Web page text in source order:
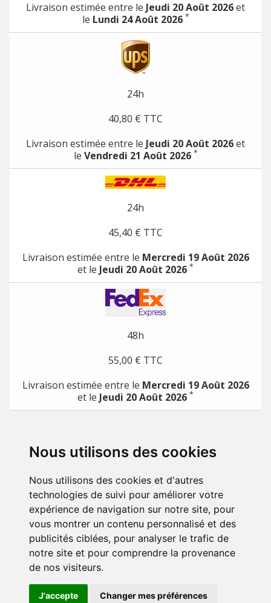
Nous utilisons des cookies
Nous utilisons des cookies et d'autres
technologies de suivi pour améliorer votre
expérience de navigation sur notre site, pour
vous montrer un contenu personnalisé et des
publicités ciblées, pour analyser le trafic de
notre site et pour comprendre la provenance
de nos visiteurs.
J'accepte Changer mes préférences
Livraison estimée entre le Jeudi 20 Août 2026et
le Lundi 24 Août 2026 *
24h
40,80 € TTC
Livraison estimée entre le Jeudi 20 Août 2026et
le Vendredi 21 Août 2026 *
24h
45,40 € TTC
Livraison estimée entre le Mercredi 19 Août 2026
et le Jeudi 20 Août 2026 *
48h
55,00 € TTC
Livraison estimée entre le Mercredi 19 Août 2026
et le Jeudi 20 Août 2026 *
PRODUITS
NOTRE SOCIÉTÉ
VOTRE COMPTE
STORE INFORMATION